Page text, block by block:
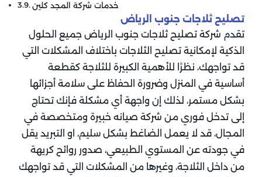
خدمات شركة المجد كلين
تصليح ثلاجات جنوب الرياض
تقدم شركة تصليح ثلاجات جنوب الرياض جميع الحلول
الذكية لإمكانية تصليح الثلاجات باختلاف المشكلات التي
قد تواجهك، نظرًا للأهمية الكبيرة للثلاجة كقطعة
أساسية في المنزل وضرورة الحفاظ على سلامة أجزائها
بشكل مستمر، لذلك إن واجهة أي مشكلة فإنك تحتاج
إلى تدخل فوري من شركة صيانه خبيرة ومتخصصة في
المجال، قد لا يعمل الضاغط بشكل سليم، او التبريد يقل
في جودته عن المستوي الطبيعي، صدور روائح كريهة
من داخل الثلاجة، وغيرها من المشكلات التي قد تواجهك